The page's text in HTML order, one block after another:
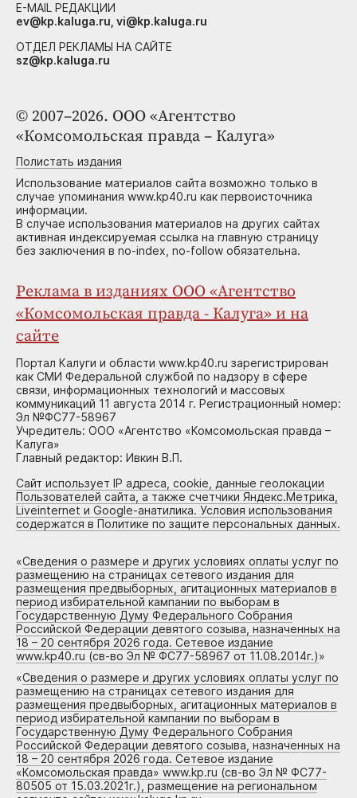
© 2007–2026. ООО «Агентство
«Комсомольская правда – Калуга»
Полистать издания
Использование материалов сайта возможно только в
случае упоминания www.kp40.ru как первоисточника
информации.
В случае использования материалов на других сайтах
активная индексируемая ссылка на главную страницу
без заключения в no-index, no-follow обязательна.
Реклама в изданиях ООО «Агентство
«Комсомольская правда - Калуга» и на
сайте
Портал Калуги и области www.kp40.ru зарегистрирован
как СМИ Федеральной службой по надзору в сфере
связи, информационных технологий и массовых
коммуникаций 11 августа 2014 г. Регистрационный номер:
Эл №ФС77-58967
Учредитель: ООО «Агентство «Комсомольская правда –
Калуга»
Главный редактор: Ивкин В.П.
Сайт использует IP адреса, cookie, данные геолокации
Пользователей сайта, а также счетчики Яндекс.Метрика,
Liveinternet и Google-анатилика. Условия использования
содержатся в Политике по защите персональных данных.
«Сведения о размере и других условиях оплаты услуг по
размещению на страницах сетевого издания для
размещения предвыборных, агитационных материалов в
период избирательной кампании по выборам в
Государственную Думу Федерального Собрания
Российской Федерации девятого созыва, назначенных на
18 – 20 сентября 2026 года. Сетевое издание
www.kp40.ru (св-во Эл № ФС77-58967 от 11.08.2014г.)»
«Сведения о размере и других условиях оплаты услуг по
размещению на страницах сетевого издания для
размещения предвыборных, агитационных материалов в
период избирательной кампании по выборам в
Государственную Думу Федерального Собрания
Российской Федерации девятого созыва, назначенных на
18 – 20 сентября 2026 года. Сетевое издание
«Комсомольская правда» www.kp.ru (св-во Эл № ФС77-
80505 от 15.03.2021г.), размещение на региональном
E-MAIL РЕДАКЦИИ
ev@kp.kaluga.ru, vi@kp.kaluga.ru
ОТДЕЛ РЕКЛАМЫ НА САЙТЕ
sz@kp.kaluga.ru